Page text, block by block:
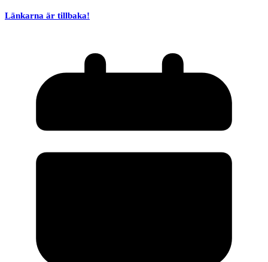
Länkarna är tillbaka!